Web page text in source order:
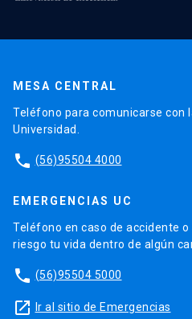
MESA CENTRAL
Teléfono para comunicarse con
Universidad.
phone (56)95504 4000
EMERGENCIAS UC
Teléfono en caso de accidente
riesgo tu vida dentro de algún
phone (56)95504 5000
launch Ir al sitio de Emergencias